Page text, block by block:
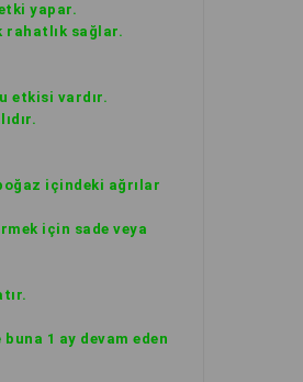
yapar.
rahatlık sağlar.
etkisi vardır.
içindeki ağrılar
için sade veya
1 ay devam eden